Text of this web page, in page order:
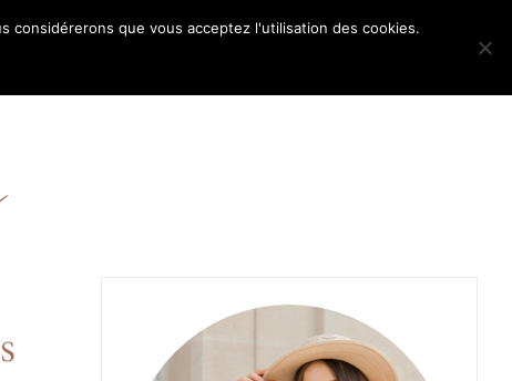
considérerons que vous acceptez l'utilisation des cookies.